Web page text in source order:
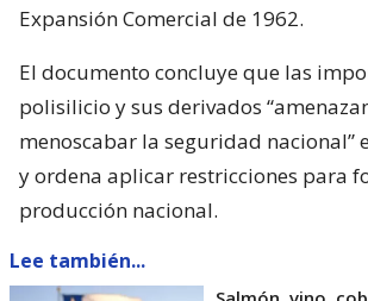
Expansión Comercial de 1962.
El documento concluye que las
polisilicio y sus derivados
menoscabar la seguridad nacional”
y ordena aplicar restricciones para
producción nacional.
Lee también...